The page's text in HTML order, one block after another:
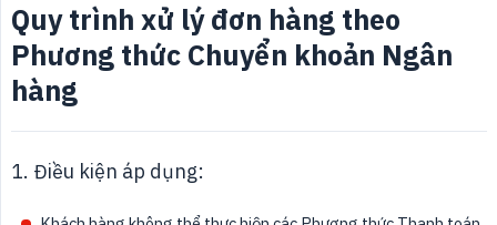
Quy trình xử lý đơn hàng theo
Phương thức Chuyển khoản Ngân
hàng
1. Điều kiện áp dụng: